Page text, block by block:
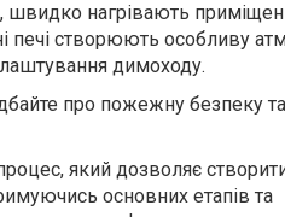
швидко нагрівають
печі створюють особливу
димоходу.
про пожежну безпеку та
який дозволяє
основних етапів та